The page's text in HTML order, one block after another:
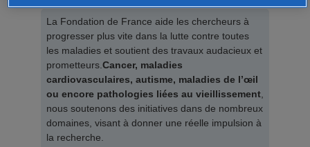
La Fondation de France aide les chercheurs à
progresser plus vite dans la lutte contre toutes
les maladies et soutient des travaux audacieux et
prometteurs. Cancer, maladies
cardiovasculaires, autisme, maladies de l’œil
ou encore pathologies liées au vieillissement
nous soutenons des initiatives dans de nombreux
domaines, visant à donner une réelle impulsion à
la recherche.